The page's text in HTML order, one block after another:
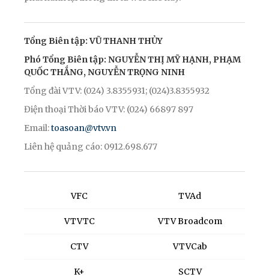
Tổng Biên tập: VŨ THANH THỦY
Phó Tổng Biên tập: NGUYỄN THỊ MỸ HẠNH, PHẠM
QUỐC THẮNG, NGUYỄN TRỌNG NINH
Tổng đài VTV: (024) 3.8355931; (024)3.8355932
Điện thoại Thời báo VTV: (024) 66897 897
Email:toasoan@vtv.vn
Liên hệ quảng cáo: 0912.698.677
VFC
VTVTC
CTV
K+
TVAd
VTV Broadcom
VTVCab
SCTV